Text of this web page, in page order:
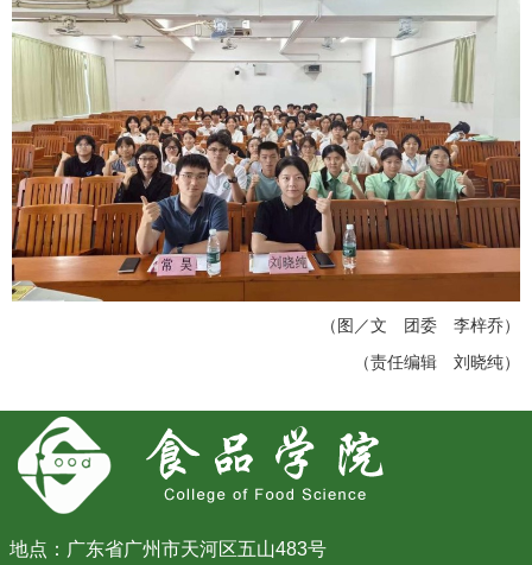
（图／文 团委 李梓乔）
（责任编辑 刘晓纯）
地点：广东省广州市天河区五山483号